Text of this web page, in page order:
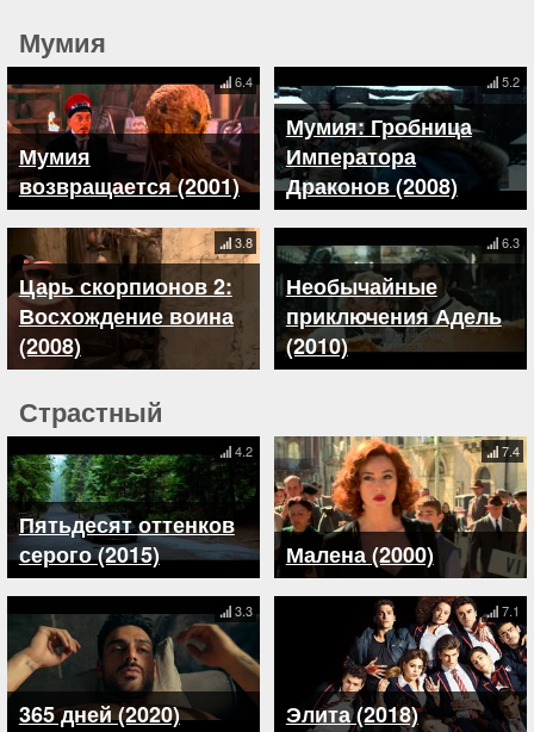
Мумия
Мумия
возвращается (2001)
6.4
Мумия: Гробница
Императора
Драконов (2008)
5.2
Царь скорпионов 2:
Восхождение воина
(2008)
3.8
Необычайные
приключения Адель
(2010)
6.3
Страстный
Пятьдесят оттенков
серого (2015)
4.2
Малена (2000)
7.4
365 дней (2020)
3.3
Элита (2018)
7.1